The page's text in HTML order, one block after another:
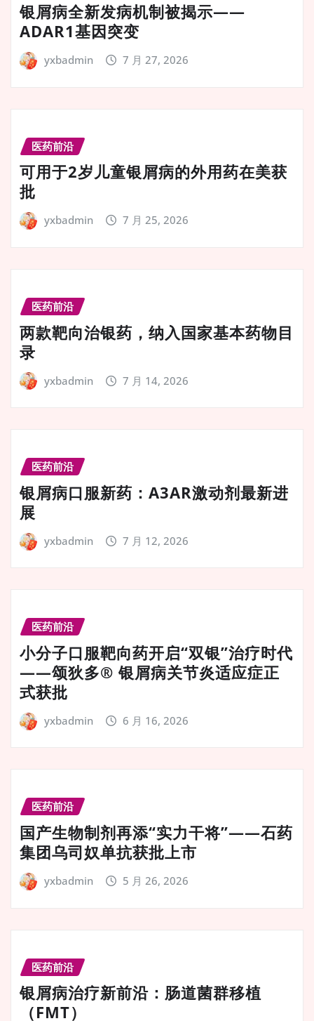
银屑病全新发病机制被揭示——
ADAR1基因突变
yxbadmin 7 月 27, 2026
医药前沿
可用于2岁儿童银屑病的外用药在美获
批
yxbadmin 7 月 25, 2026
医药前沿
两款靶向治银药，纳入国家基本药物目
录
yxbadmin 7 月 14, 2026
医药前沿
银屑病口服新药：A3AR激动剂最新进
展
yxbadmin 7 月 12, 2026
医药前沿
小分子口服靶向药开启“双银”治疗时代
——颂狄多® 银屑病关节炎适应症正
式获批
yxbadmin 6 月 16, 2026
医药前沿
国产生物制剂再添“实力干将”——石药
集团乌司奴单抗获批上市
yxbadmin 5 月 26, 2026
医药前沿
银屑病治疗新前沿：肠道菌群移植
（FMT）